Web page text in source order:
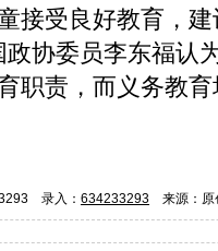
接受良好教育，
协委员李东福认
职责，而义务教
录入： 634233293 来源：